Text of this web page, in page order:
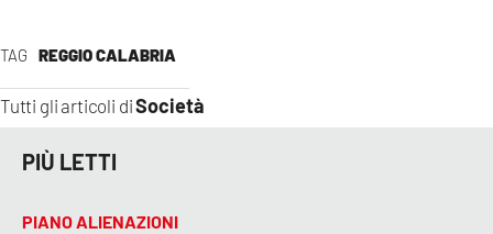
TAG REGGIO CALABRIA
Tutti gli articoli diSocietà
PIÙ LETTI
PIANO ALIENAZIONI